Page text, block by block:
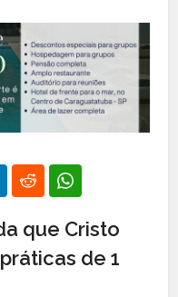
que Cristo
de 1